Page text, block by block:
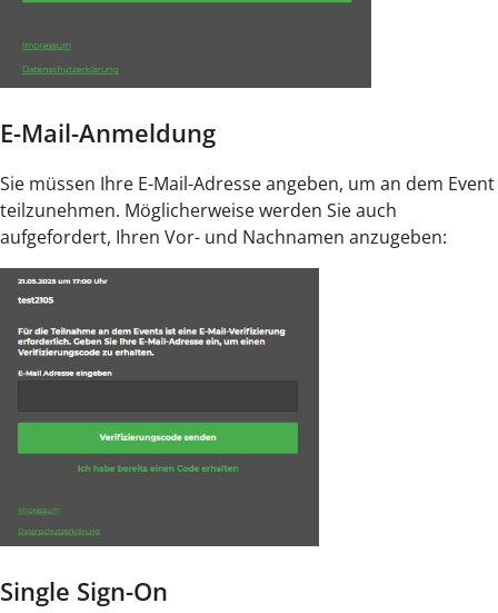
E-Mail-Anmeldung
Sie müssen Ihre E-Mail-Adresse angeben, um an dem Event
teilzunehmen. Möglicherweise werden Sie auch
aufgefordert, Ihren Vor- und Nachnamen anzugeben:
Single Sign-On